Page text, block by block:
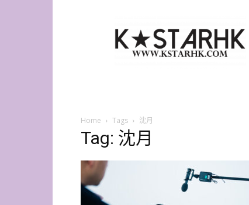
Star
HK
Home Tags 沈月
Tag: 沈月